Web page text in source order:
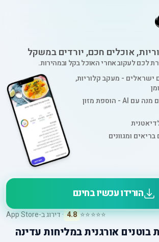
אוכלים חכם, יורדים במשקל
לכם לעקוב אחרי האוכל בקל ובמהירות.
מוצרים ישראלים - מעקב קלוריות,
סריקת ברקוד וצילום מנה עם AI - הוספת מזון
הורידו עכשיו בחינם
⭐⭐⭐⭐⭐
4.8 · דירוג ב-App Store
בוטנים אורגנית במליחות עדינה